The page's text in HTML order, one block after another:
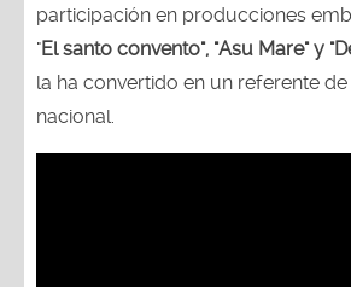
participación en producciones
"El santo convento", "Asu Mare" y
la ha convertido en un referente
nacional.